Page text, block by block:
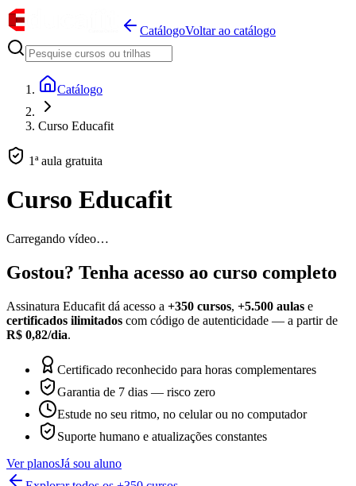
CatálogoVoltar ao catálogo
Catálogo
Curso Educafit
1ª aula gratuita
Curso Educafit
Carregando vídeo…
Gostou? Tenha acesso ao curso completo
Assinatura Educafit dá acesso a +350 cursos, +5.500 aulas e
certificados ilimitados com código de autenticidade — a partir de
R$ 0,82/dia.
Certificado reconhecido para horas complementares
Garantia de 7 dias — risco zero
Estude no seu ritmo, no celular ou no computador
Suporte humano e atualizações constantes
Ver planosJá sou aluno